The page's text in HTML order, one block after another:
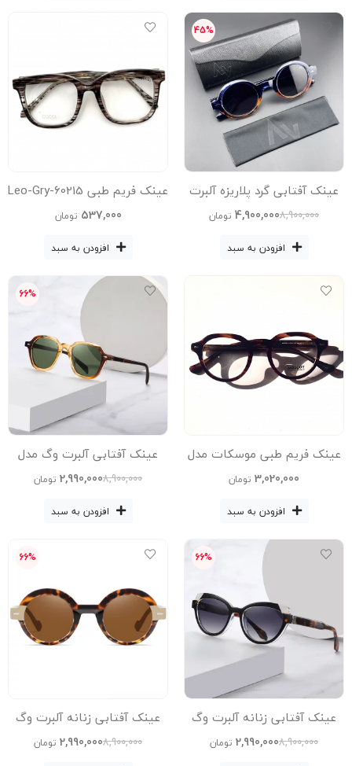
45%
عینک آفتابی گرد پلاریزه آلبرت
وگ مدل S31108C4 Acetate8,900,000
4,900,000 تومان
افزودن به سبد
عینک فریم طبی 60215-Leo-Gry
عینک زنانه, عینک مردانه
537,000 تومان
افزودن به سبد
عینک فریم طبی موسکات مدل
Mf-22011-C21-Leo
3,020,000 تومان
افزودن به سبد
66%
عینک آفتابی آلبرت وگ مدل
S31103C3 Acetate Avantgarde
8,900,000
2,990,000 تومان
افزودن به سبد
66%
عینک آفتابی زنانه آلبرت وگ
مدل S26110C1 Acetate8,900,000
2,990,000 تومان
66%
عینک آفتابی زنانه آلبرت وگ
مدل S26109C2 Acetate8,900,000
2,990,000 تومان